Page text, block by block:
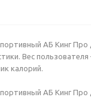
АБ Кинг Про
Вес пользователя
калорий.
АБ Кинг Про